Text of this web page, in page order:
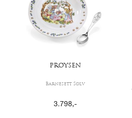
PRØYSEN
Barnesett Sølv
3.798,-